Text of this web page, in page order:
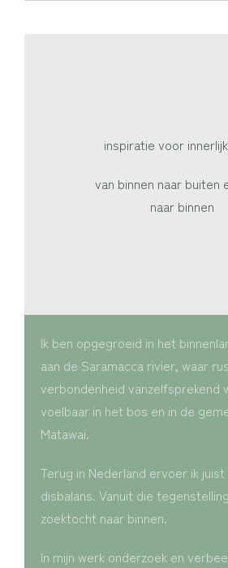
inspiratie voor
van binnen naar buiten
naar binnen
Ik ben opgegroeid in het
aan de Saramacca rivier, waar
verbondenheid
voelbaar in het bos en in de
Matawai.
Terug in Nederland ervoer ik
disbalans. Vanuit die
zoektocht naar binnen.
In mijn werk onderzoek en